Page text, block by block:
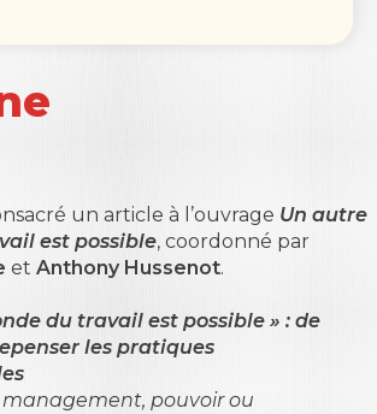
un article à l’ouvrage Un autre
est possible, coordonné par
et Anthony Hussenot.
du travail est possible » : de
les pratiques
management, pouvoir ou